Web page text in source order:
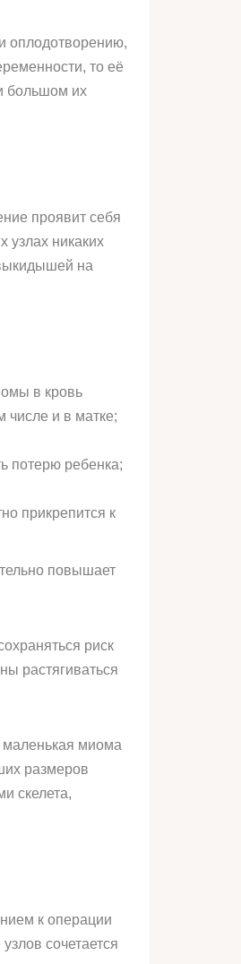
оплодотворению,
то её
большом их
проявит себя
узлах никаких
на
в кровь
числе и в матке;
потерю ребенка;
прикрепится к
повышает
риск
растягиваться
маленькая миома
размеров
скелета,
к операции
сочетается